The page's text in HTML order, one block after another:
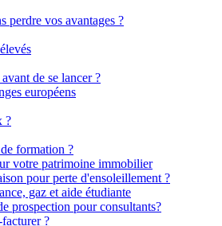
perdre vos avantages ?
de se lancer ?
européens
?
formation ?
votre patrimoine immobilier
pour perte d'ensoleillement ?
gaz et aide étudiante
prospection pour consultants?
?